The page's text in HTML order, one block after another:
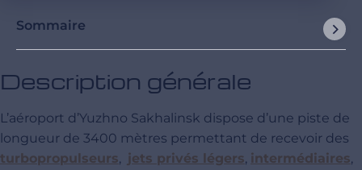
Sommaire
Description générale
L’aéroport d’Yuzhno Sakhalinsk dispose d’une piste de
longueur de 3400 mètres permettant de recevoir des
turbopropulseurs, jets privés légers, intermédiaires,